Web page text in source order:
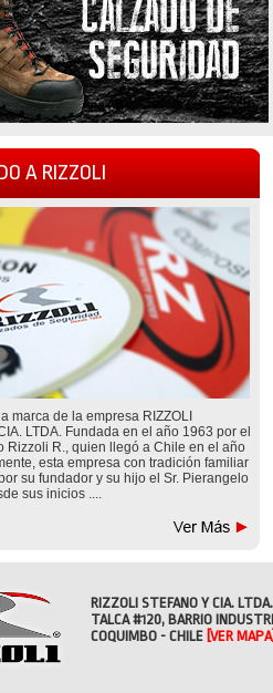
A RIZZOLI
marca de la empresa RIZZOLI
LTDA. Fundada en el año 1963 por el
Rizzoli R., quien llegó a Chile en el año
esta empresa con tradición familiar
su fundador y su hijo el Sr. Pierangelo
sus inicios ....
RIZZOLI STEFANO Y CIA. LTDA.
TALCA #120, BARRIO
COQUIMBO - CHILE [VER